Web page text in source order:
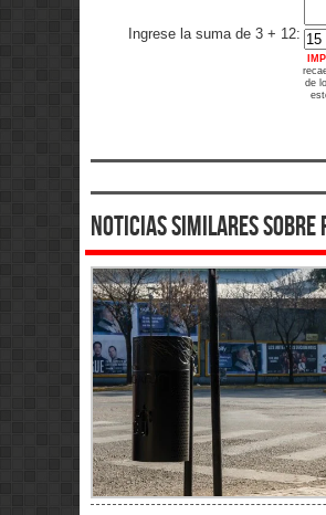
Ingrese la suma de 3 + 12:
de
noticias similares sobre